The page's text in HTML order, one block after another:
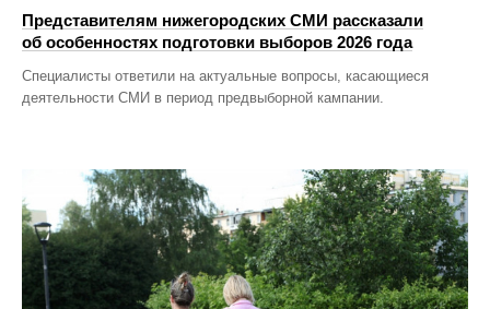
Представителям нижегородских СМИ рассказали
об особенностях подготовки выборов 2026 года
Специалисты ответили на актуальные вопросы, касающиеся
деятельности СМИ в период предвыборной кампании.